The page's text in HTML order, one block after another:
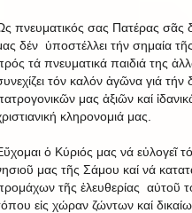
πνευματικός σας Πατέρας σᾶς
δέν ὑποστέλλει τήν σημαία
τά πνευματικά παιδιά της
τόν καλόν ἀγῶνα γιά
μας ἀξιῶν καί
κληρονομιά μας.
ὁ Κύριός μας νά εὐλογεῖ
μας τῆς Σάμου καί νά
τῆς ἐλευθερίας αὐτοῦ
εἰς χώραν ζώντων καί